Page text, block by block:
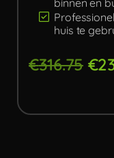
huis te
€316.75 €